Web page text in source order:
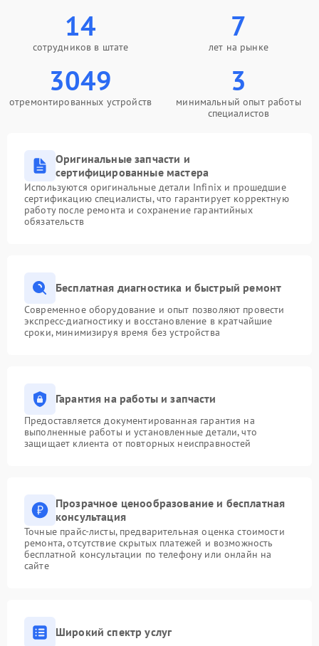
14
сотрудников в штате
7
лет на рынке
3049
отремонтированных устройств
3
минимальный опыт работы
специалистов
Оригинальные запчасти и
сертифицированные мастера
Используются оригинальные детали Infinix и прошедшие
сертификацию специалисты, что гарантирует корректную
работу после ремонта и сохранение гарантийных
обязательств
Бесплатная диагностика и быстрый ремонт
Современное оборудование и опыт позволяют провести
экспресс-диагностику и восстановление в кратчайшие
сроки, минимизируя время без устройства
Гарантия на работы и запчасти
Предоставляется документированная гарантия на
выполненные работы и установленные детали, что
защищает клиента от повторных неисправностей
Прозрачное ценообразование и бесплатная
консультация
Точные прайс-листы, предварительная оценка стоимости
ремонта, отсутствие скрытых платежей и возможность
бесплатной консультации по телефону или онлайн на
сайте
Широкий спектр услуг